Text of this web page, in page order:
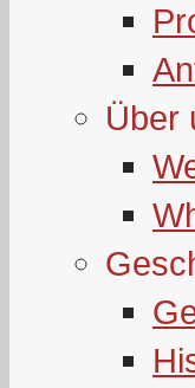
Über